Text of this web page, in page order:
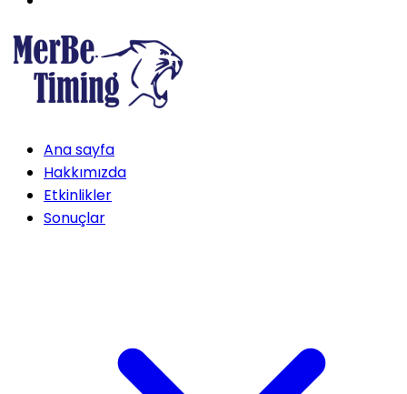
Ana sayfa
Hakkımızda
Etkinlikler
Sonuçlar